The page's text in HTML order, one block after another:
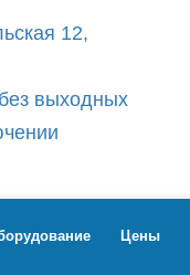
12,
выходных
Цены